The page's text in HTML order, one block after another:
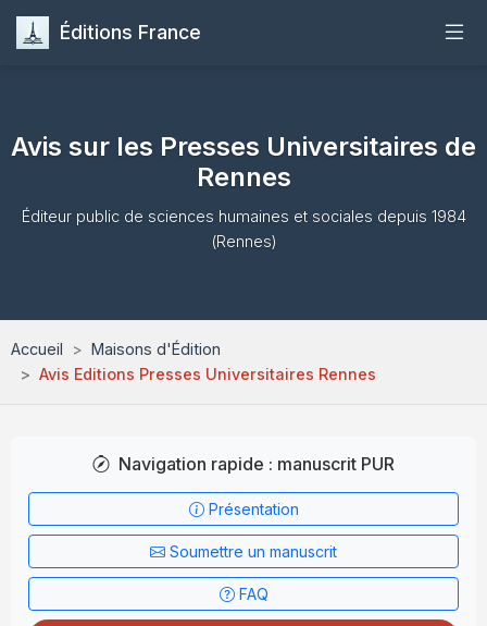
Éditions France
Publier
Maisons d'Édition
Envoyez un Manuscrit
Avis sur les Presses Universitaires de
Rennes
Éditeur public de sciences humaines et sociales depuis 1984
(Rennes)
Accueil
Maisons d'Édition
Avis Editions Presses Universitaires Rennes
Navigation rapide : manuscrit PUR
Présentation
Soumettre un manuscrit
FAQ